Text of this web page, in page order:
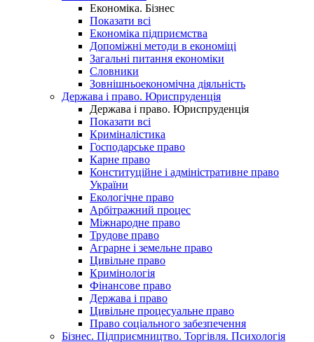
Економіка. Бізнес
Показати всі
Економіка підприємства
Допоміжні методи в економіці
Загальні питання економіки
Словники
Зовнішньоекономічна діяльність
Держава і право. Юриспруденція
Держава і право. Юриспруденція
Показати всі
Криміналістика
Господарське право
Карне право
Конституційне і адміністративне право
України
Екологічне право
Арбітражний процес
Міжнародне право
Трудове право
Аграрне і земельне право
Цивільне право
Кримінологія
Фінансове право
Держава і право
Цивільне процесуальне право
Право соціального забезпечення
Бізнес. Підприємництво. Торгівля. Психологія